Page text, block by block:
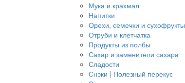
Мука и крахмал
Напитки
Орехи, семечки и сухофрукты
Отруби и клетчатка
Продукты из полбы
Сахар и заменители сахара
Сладости
Снэки | Полезный перекус